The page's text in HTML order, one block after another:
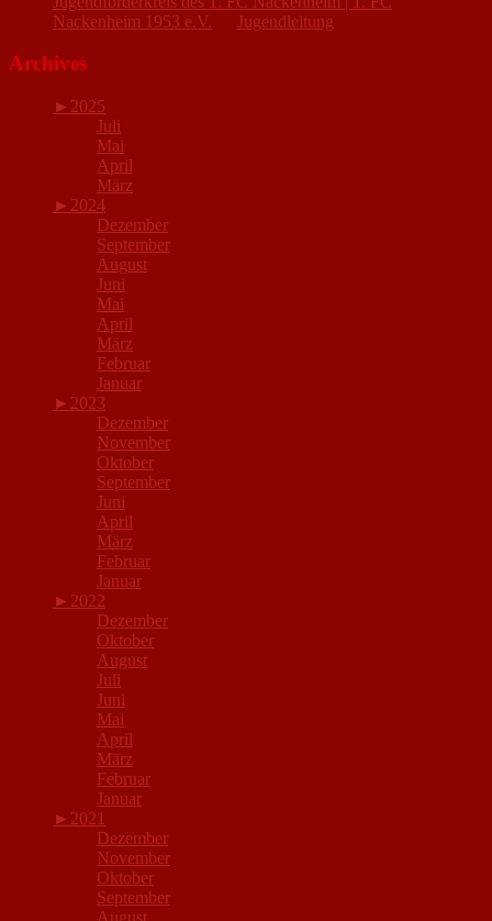
Nackenheim 1953 e.V.
Jugendleitung
Archives
► 2025
Juli
Mai
April
März
► 2024
Dezember
September
August
Juni
Mai
April
März
Februar
Januar
► 2023
Dezember
November
Oktober
September
Juni
April
März
Februar
Januar
► 2022
Dezember
Oktober
August
Juli
Juni
Mai
April
März
Februar
Januar
► 2021
Dezember
November
Oktober
September